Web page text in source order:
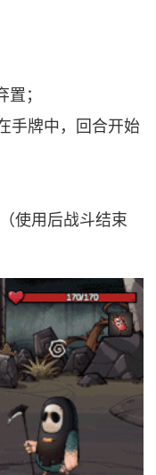
；
手牌中，回合开始
使用后战斗结束